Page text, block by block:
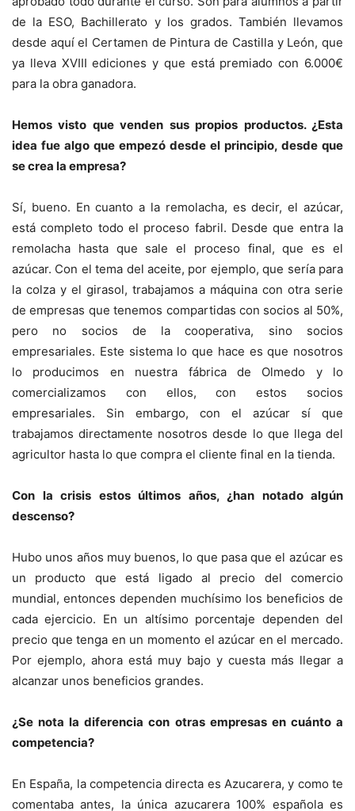
de la ESO, Bachillerato y los grados. También llevamos
desde aquí el Certamen de Pintura de Castilla y León, que
ya lleva XVIII ediciones y que está premiado con 6.000€
para la obra ganadora.
Hemos visto que venden sus propios productos. ¿Esta
idea fue algo que empezó desde el principio, desde que
se crea la empresa?
Sí, bueno. En cuanto a la remolacha, es decir, el azúcar,
está completo todo el proceso fabril. Desde que entra la
remolacha hasta que sale el proceso final, que es el
azúcar. Con el tema del aceite, por ejemplo, que sería para
la colza y el girasol, trabajamos a máquina con otra serie
de empresas que tenemos compartidas con socios al 50%,
pero no socios de la cooperativa, sino socios
empresariales. Este sistema lo que hace es que nosotros
lo producimos en nuestra fábrica de Olmedo y lo
comercializamos con ellos, con estos socios
empresariales. Sin embargo, con el azúcar sí que
trabajamos directamente nosotros desde lo que llega del
agricultor hasta lo que compra el cliente final en la tienda.
Con la crisis estos últimos años, ¿han notado algún
descenso?
Hubo unos años muy buenos, lo que pasa que el azúcar es
un producto que está ligado al precio del comercio
mundial, entonces dependen muchísimo los beneficios de
cada ejercicio. En un altísimo porcentaje dependen del
precio que tenga en un momento el azúcar en el mercado.
Por ejemplo, ahora está muy bajo y cuesta más llegar a
alcanzar unos beneficios grandes.
¿Se nota la diferencia con otras empresas en cuánto a
competencia?
En España, la competencia directa es Azucarera, y como te
comentaba antes, la única azucarera 100% española es